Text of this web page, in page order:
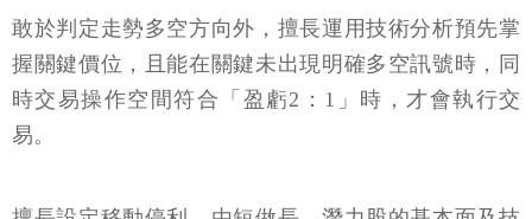
敢於判定走勢多空方向外，擅長運用技術分析預先掌
握關鍵價位，且能在關鍵未出現明確多空訊號時，同
時交易操作空間符合「盈虧2：1」時，才會執行交
易。